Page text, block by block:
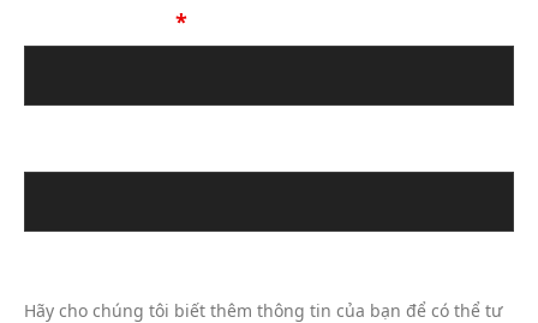
*
Hãy cho chúng tôi biết thêm thông tin của bạn để có thể tư